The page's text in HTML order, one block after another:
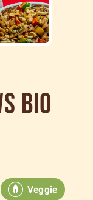
bio
Veggie